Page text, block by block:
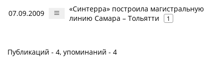
07.09.2009
«Синтерра» построила магистральную
линию Самара – Тольятти
1
Публикаций - 4, упоминаний - 4